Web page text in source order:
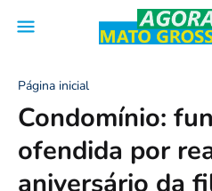
Página inicial
Condomínio:
ofendida por
aniversário da